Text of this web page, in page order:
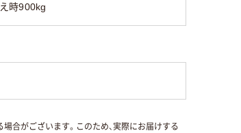
時900kg
場合がございます。このため、実際にお届けする